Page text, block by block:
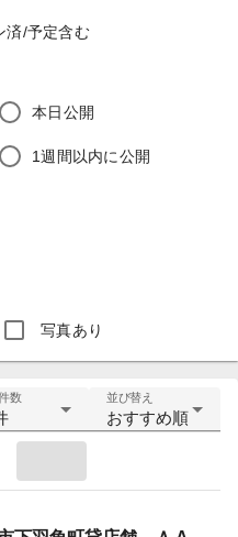
済/予定含む
本日公開
1週間以内に公開
写真あり
数 並び替え
おすすめ順